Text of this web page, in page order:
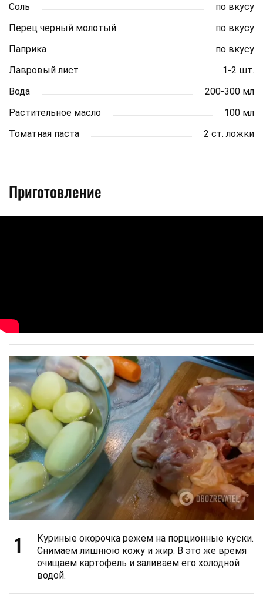
Соль
по вкусу
Перец черный молотый
по вкусу
Паприка
по вкусу
Лавровый лист
1-2 шт.
Вода
200-300 мл
Растительное масло
100 мл
Томатная паста
2 ст. ложки
Приготовление
1
Куриные окорочка режем на порционные куски.
Снимаем лишнюю кожу и жир. В это же время
очищаем картофель и заливаем его холодной
водой.